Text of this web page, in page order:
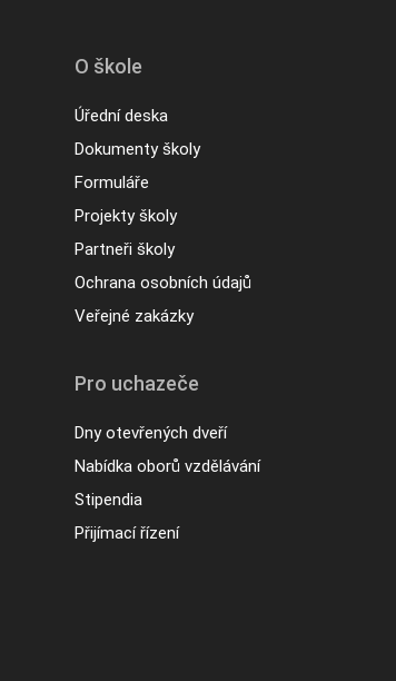
O škole
Úřední deska
Dokumenty školy
Formuláře
Projekty školy
Partneři školy
Ochrana osobních údajů
Veřejné zakázky
Pro uchazeče
Dny otevřených dveří
Nabídka oborů vzdělávání
Stipendia
Přijímací řízení